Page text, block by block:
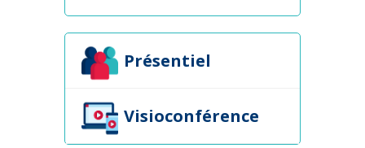
Présentiel
Visioconférence